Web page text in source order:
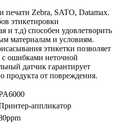
Zebra, SATO, Datamax.
этикетировки
и т.д) способен удовлетворить
материалам и условиям.
этикетки позволяет
с ошибками неточной
датчик гарантирует
продукта от повреждения.
аппликатор